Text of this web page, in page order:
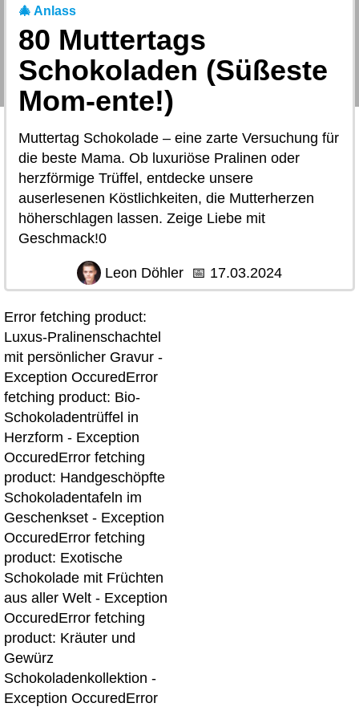
🎄 Anlass
80 Muttertags
Schokoladen (Süßeste
Mom-ente!)
Muttertag Schokolade – eine zarte Versuchung für
die beste Mama. Ob luxuriöse Pralinen oder
herzförmige Trüffel, entdecke unsere
auserlesenen Köstlichkeiten, die Mutterherzen
höherschlagen lassen. Zeige Liebe mit
Geschmack!0
Leon Döhler 📅 17.03.2024
Error fetching product:
Luxus-Pralinenschachtel
mit persönlicher Gravur -
Exception OccuredError
fetching product: Bio-
Schokoladentrüffel in
Herzform - Exception
OccuredError fetching
product: Handgeschöpfte
Schokoladentafeln im
Geschenkset - Exception
OccuredError fetching
product: Exotische
Schokolade mit Früchten
aus aller Welt - Exception
OccuredError fetching
product: Kräuter und
Gewürz
Schokoladenkollektion -
Exception OccuredError